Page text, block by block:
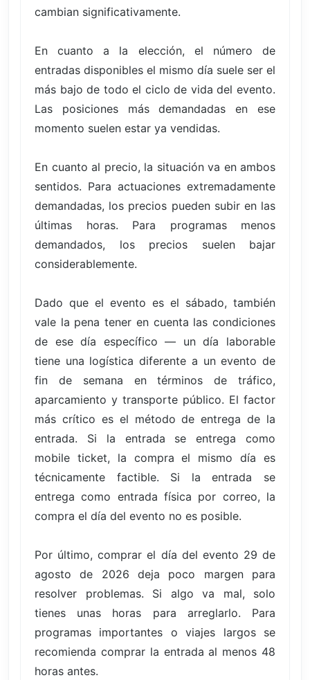
cambian significativamente.
En cuanto a la elección, el número de
entradas disponibles el mismo día suele ser el
más bajo de todo el ciclo de vida del evento.
Las posiciones más demandadas en ese
momento suelen estar ya vendidas.
En cuanto al precio, la situación va en ambos
sentidos. Para actuaciones extremadamente
demandadas, los precios pueden subir en las
últimas horas. Para programas menos
demandados, los precios suelen bajar
considerablemente.
Dado que el evento es el sábado, también
vale la pena tener en cuenta las condiciones
de ese día específico — un día laborable
tiene una logística diferente a un evento de
fin de semana en términos de tráfico,
aparcamiento y transporte público. El factor
más crítico es el método de entrega de la
entrada. Si la entrada se entrega como
mobile ticket, la compra el mismo día es
técnicamente factible. Si la entrada se
entrega como entrada física por correo, la
compra el día del evento no es posible.
Por último, comprar el día del evento 29 de
agosto de 2026 deja poco margen para
resolver problemas. Si algo va mal, solo
tienes unas horas para arreglarlo. Para
programas importantes o viajes largos se
recomienda comprar la entrada al menos 48
horas antes.